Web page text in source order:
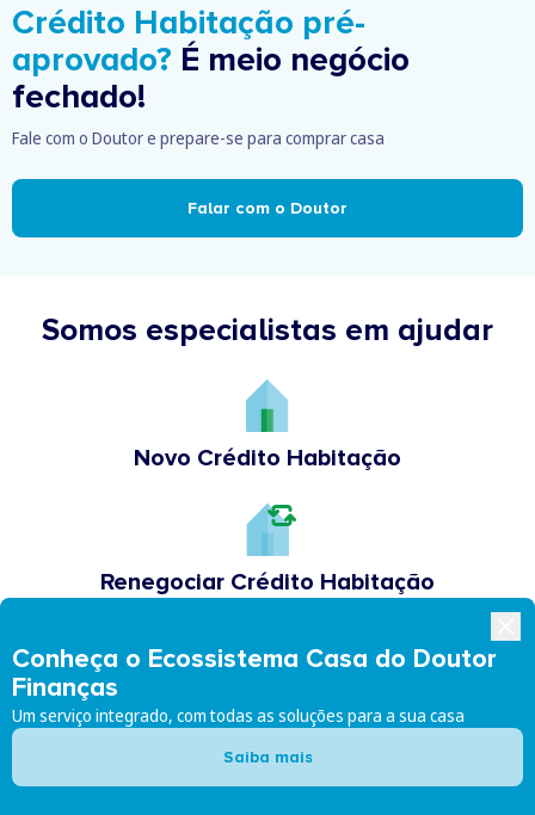
Crédito Habitação pré-
aprovado? É meio negócio
fechado!
Fale com o Doutor e prepare-se para comprar casa
Falar com o Doutor
Somos especialistas em ajudar
Novo Crédito Habitação
Renegociar Crédito Habitação
Crédito Pessoal
Conheça o Ecossistema Casa do Doutor
Finanças
Um serviço integrado, com todas as soluções para a sua casa
Saiba mais